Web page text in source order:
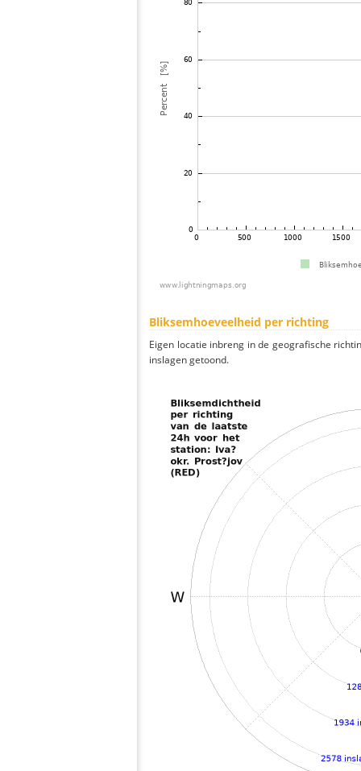
Bliksemhoeveelheid per richting
Eigen locatie inbreng in de geografische
inslagen getoond.